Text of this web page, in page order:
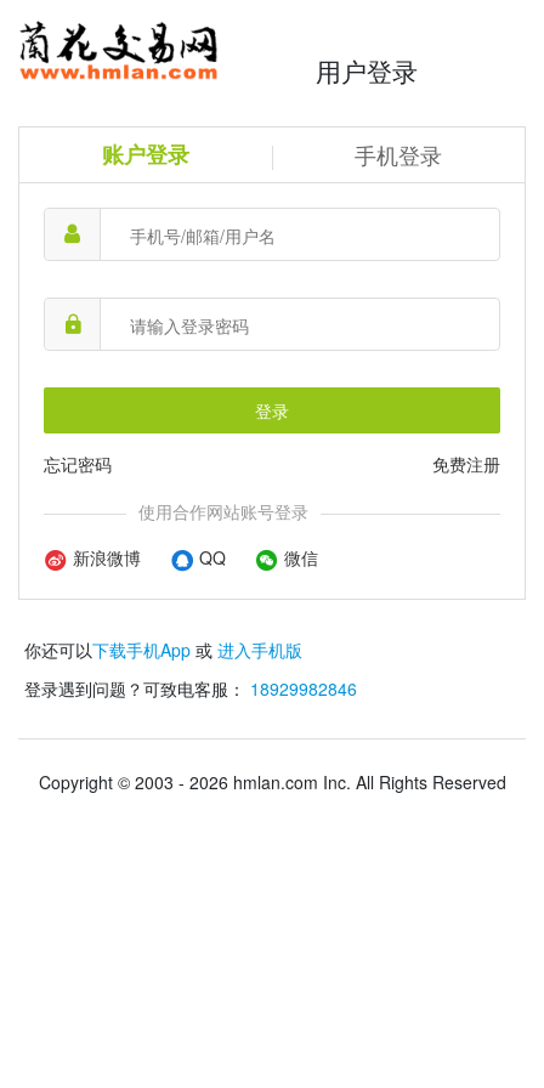
用户登录
账户登录 手机登录
登录
免费注册
忘记密码
使用合作网站账号登录
新浪微博
QQ 微信
你还可以下载手机App 或 进入手机版
登录遇到问题？可致电客服： 18929982846
Copyright © 2003 - 2026 hmlan.com Inc. All Rights Reserved